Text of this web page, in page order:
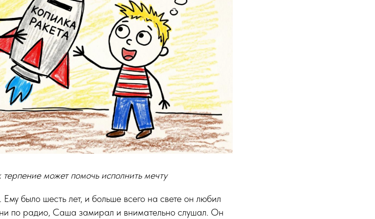
может помочь исполнить мечту
было шесть лет, и больше всего на свете он любил
по радио, Саша замирал и внимательно слушал. Он